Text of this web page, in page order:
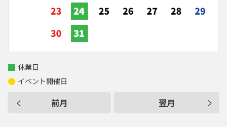
前月 翌月
休業日
イベント開催日